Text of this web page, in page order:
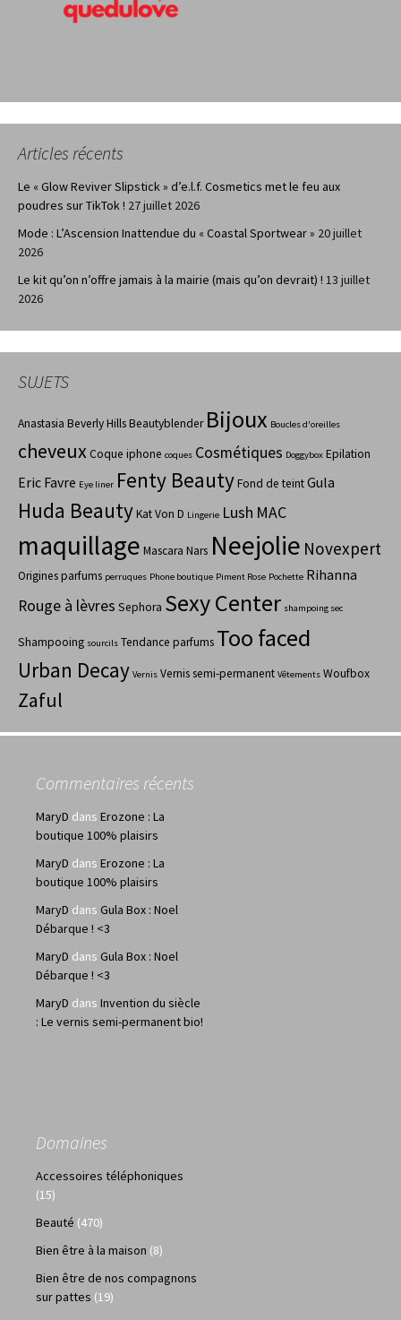
Articles récents
Le « Glow Reviver Slipstick » d’e.l.f. Cosmetics met le feu aux
poudres sur TikTok ! 27 juillet 2026
Mode : L’Ascension Inattendue du « Coastal Sportwear » 20 juillet
2026
Le kit qu’on n’offre jamais à la mairie (mais qu’on devrait) ! 13 juillet
2026
SUJETS
Anastasia Beverly HillsBeautyblender Bijoux Boucles d'oreilles
cheveuxCoque iphone coques Cosmétiques Doggybox Epilation
Eric Favre Eye liner Fenty BeautyFond de teintGula
Huda BeautyKat Von D Lingerie Lush MAC
maquillage Mascara Nars Neejolie Novexpert
Origines parfums perruques Phone boutique Piment Rose Pochette Rihanna
Rouge à lèvres Sephora Sexy Center shampoing sec
Shampooing sourcils Tendance parfums Too faced
Urban Decay Vernis Vernis semi-permanent Vêtements Woufbox
Zaful
Commentaires récents
MaryD dans Erozone : La
boutique 100% plaisirs
MaryD dans Erozone : La
boutique 100% plaisirs
MaryD dans Gula Box : Noel
Débarque ! <3
MaryD dans Gula Box : Noel
Débarque ! <3
MaryD dans Invention du siècle
: Le vernis semi-permanent bio!
Domaines
Accessoires téléphoniques
(15)
Beauté (470)
Bien être à la maison (8)
Bien être de nos compagnons
sur pattes (19)